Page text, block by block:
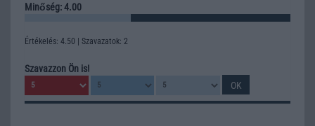
Minőség: 4.00
Értékelés: 4.50 | Szavazatok: 2
Szavazzon Ön is!